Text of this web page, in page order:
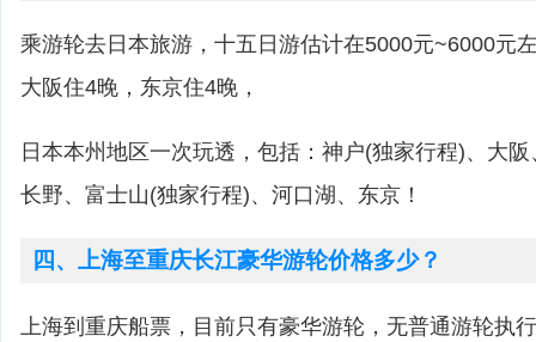
乘游轮去日本旅游，十五日游估计在5000元~6000元
大阪住4晚，东京住4晚，
日本本州地区一次玩透，包括：神户(独家行程)、大
长野、富士山(独家行程)、河口湖、东京！
四、上海至重庆长江豪华游轮价格多少？
上海到重庆船票，目前只有豪华游轮，无普通游轮执